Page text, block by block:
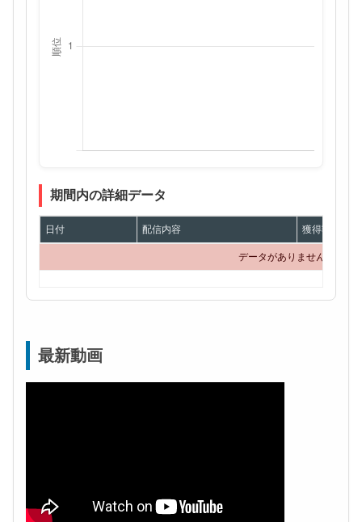
期間内の詳細データ
日付 配信内容 獲得額
データがありません
最新動画